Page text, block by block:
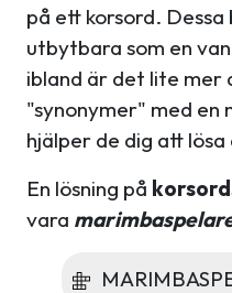
på ett korsord.
utbytbara som en
ibland är det lite mer
"synonymer" med en
hjälper de dig att lösa
En lösning på
vara